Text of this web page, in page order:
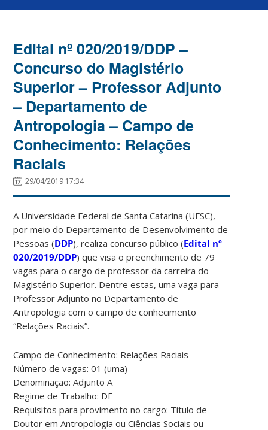
Edital nº 020/2019/DDP –
Concurso do Magistério
Superior – Professor Adjunto
– Departamento de
Antropologia – Campo de
Conhecimento: Relações
Raciais
29/04/2019 17:34
A Universidade Federal de Santa Catarina (UFSC),
por meio do Departamento de Desenvolvimento de
Pessoas (DDP), realiza concurso público (Edital nº
020/2019/DDP) que visa o preenchimento de 79
vagas para o cargo de professor da carreira do
Magistério Superior. Dentre estas, uma vaga para
Professor Adjunto no Departamento de
Antropologia com o campo de conhecimento
“Relações Raciais”.
Campo de Conhecimento: Relações Raciais
Número de vagas: 01 (uma)
Denominação: Adjunto A
Regime de Trabalho: DE
Requisitos para provimento no cargo: Título de
Doutor em Antropologia ou Ciências Sociais ou